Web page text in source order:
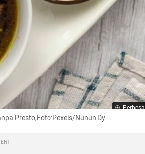
Perbesar
Presto,Foto:Pexels/Nunun Dy